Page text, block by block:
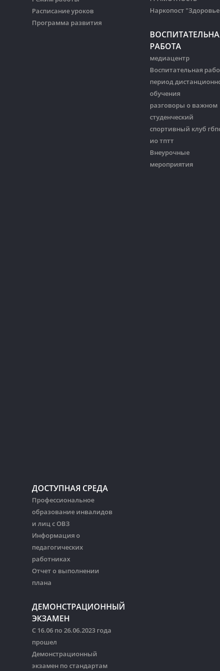
Расписание уроков
Программа развития
Наркопост
РАБОТА
медиацентр
Воспитательная
период
обучения
разговоры о важном
студенческий
спортивный клуб
ио тптт
Внеурочные
мероприятия
ДОСТУПНАЯ СРЕДА
Профессиональное
образование инвалидов
и лиц с ОВЗ
Информация о
педагогических
работниках
Отчет о выполнении
плана
ДЕМОНСТРАЦИОННЫЙ
ЭКЗАМЕН
С 16.06 по 26.06.2023 года
прошел
Демонстрационный
экзамен по стандартам